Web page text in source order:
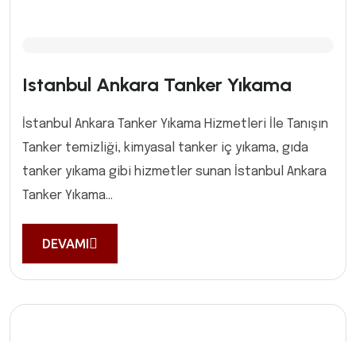
Istanbul Ankara Tanker Yıkama
İstanbul Ankara Tanker Yıkama Hizmetleri İle Tanışın
Tanker temizliği, kimyasal tanker iç yıkama, gıda
tanker yıkama gibi hizmetler sunan İstanbul Ankara
Tanker Yıkama...
DEVAMI